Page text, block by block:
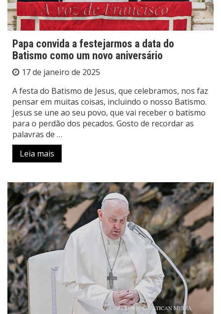
Papa convida a festejarmos a data do
Batismo como um novo aniversário
17 de janeiro de 2025
A festa do Batismo de Jesus, que celebramos, nos faz
pensar em muitas coisas, incluindo o nosso Batismo.
Jesus se une ao seu povo, que vai receber o batismo
para o perdão dos pecados. Gosto de recordar as
palavras de …
Leia mais